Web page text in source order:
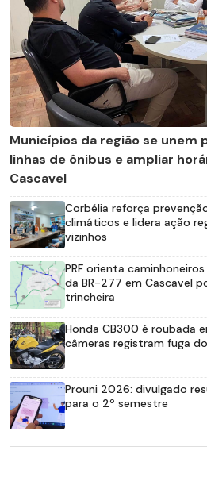
Municípios da região se unem
linhas de ônibus e ampliar
Cascavel
Corbélia reforça
climáticos e lidera ação
vizinhos
PRF orienta
da BR-277 em Cascavel
trincheira
Honda CB300 é roubada
câmeras registram fuga
Prouni 2026: divulgado
para o 2º semestre